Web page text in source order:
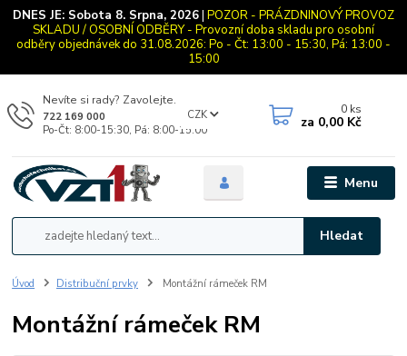
DNES JE: Sobota 8. Srpna, 2026| POZOR - PRÁZDNINOVÝ PROVOZ
SKLADU / OSOBNÍ ODBĚRY - Provozní doba skladu pro osobní
odběry objednávek do 31.08.2026: Po - Čt: 13:00 - 15:30, Pá: 13:00 -
15:00
Menu
CZK
Hledat
Nevíte si rady? Zavolejte.
722 169 000
Po-Čt: 8:00-15:30, Pá: 8:00-15:00
0 ks
za 0,00 Kč
Úvod Distribuční prvky Montážní rámeček RM
Montážní rámeček RM